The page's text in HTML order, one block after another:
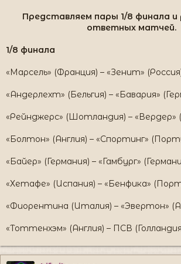
Представляем пары 1/8 финала
ответных матчей.
1/8 финала
«Марсель» (Франция) – «Зенит»
«Андерлехт» (Бельгия) – «Бавария»
«Рейнджерс» (Шотландия) – «Вердер»
«Болтон» (Англия) – «Спортинг»
«Байер» (Германия) – «Гамбург»
«Хетафе» (Испания) – «Бенфика»
«Фиорентина (Италия) – «Эвертон»
«Тоттенхэм» (Англия) – ПСВ